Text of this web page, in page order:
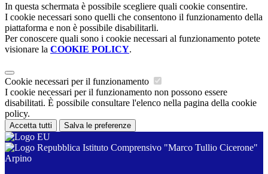
In questa schermata è possibile scegliere quali cookie consentire.
I cookie necessari sono quelli che consentono il funzionamento della
piattaforma e non è possibile disabilitarli.
Per conoscere quali sono i cookie necessari al funzionamento potete
visionare la COOKIE POLICY.
Cookie necessari per il funzionamento
I cookie necessari per il funzionamento non possono essere
disabilitati. È possibile consultare l'elenco nella pagina della cookie
policy.
Accetta tutti Salva le preferenze
Istituto Comprensivo "Marco Tullio Cicerone"
Arpino